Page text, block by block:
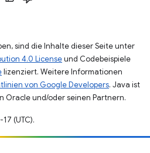
sind die Inhalte dieser Seite unter
4.0 Licenseund Codebeispiele
lizenziert. Weitere Informationen
von Google Developers. Java ist
Oracle und/oder seinen Partnern.
(UTC).